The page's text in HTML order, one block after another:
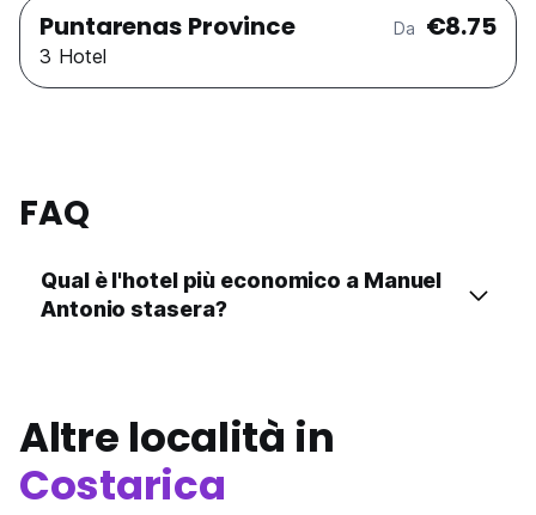
Puntarenas Province Da €8.75
3 Hotel
FAQ
Qual è l'hotel più economico a Manuel
Antonio stasera?
Altre località in
Costarica